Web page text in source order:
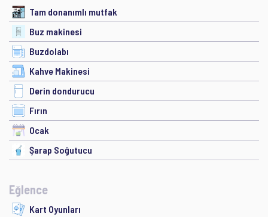
Tam donanımlı mutfak
Buz makinesi
Buzdolabı
Kahve Makinesi
Derin dondurucu
Fırın
Ocak
Şarap Soğutucu
Eğlence
Kart Oyunları